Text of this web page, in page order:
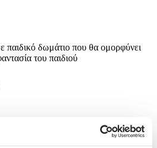
παιδικό δωμάτιο που θα ομορφύνει
του παιδιού